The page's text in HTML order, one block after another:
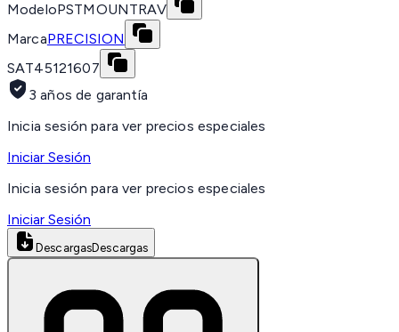
ModeloPSTMOUNTRAV
MarcaPRECISION
SAT45121607
3 años de garantía
Inicia sesión para ver precios especiales
Iniciar Sesión
Inicia sesión para ver precios especiales
Iniciar Sesión
DescargasDescargas